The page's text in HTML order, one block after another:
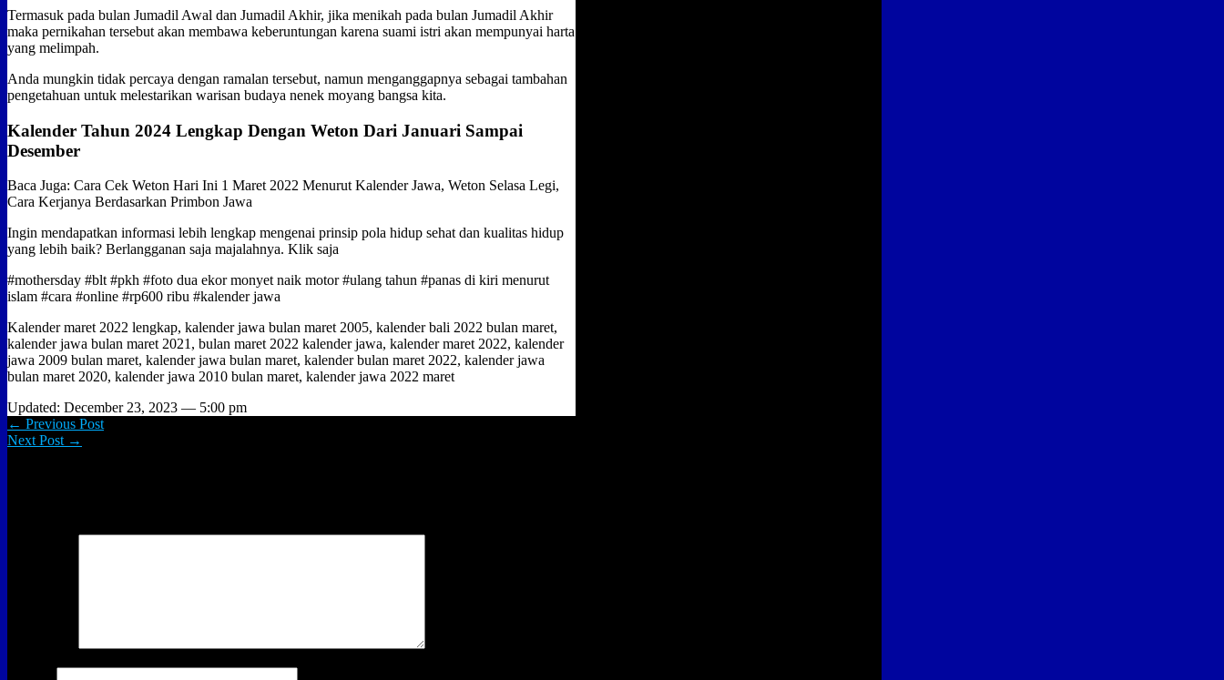
Termasuk pada bulan Jumadil Awal dan Jumadil Akhir, jika menikah pada bulan Jumadil Akhir
maka pernikahan tersebut akan membawa keberuntungan karena suami istri akan mempunyai harta
yang melimpah.
Anda mungkin tidak percaya dengan ramalan tersebut, namun menganggapnya sebagai tambahan
pengetahuan untuk melestarikan warisan budaya nenek moyang bangsa kita.
Kalender Tahun 2024 Lengkap Dengan Weton Dari Januari Sampai
Desember
Baca Juga: Cara Cek Weton Hari Ini 1 Maret 2022 Menurut Kalender Jawa, Weton Selasa Legi,
Cara Kerjanya Berdasarkan Primbon Jawa
Ingin mendapatkan informasi lebih lengkap mengenai prinsip pola hidup sehat dan kualitas hidup
yang lebih baik? Berlangganan saja majalahnya. Klik saja
#mothersday #blt #pkh #foto dua ekor monyet naik motor #ulang tahun #panas di kiri menurut
islam #cara #online #rp600 ribu #kalender jawa
Kalender maret 2022 lengkap, kalender jawa bulan maret 2005, kalender bali 2022 bulan maret,
kalender jawa bulan maret 2021, bulan maret 2022 kalender jawa, kalender maret 2022, kalender
jawa 2009 bulan maret, kalender jawa bulan maret, kalender bulan maret 2022, kalender jawa
bulan maret 2020, kalender jawa 2010 bulan maret, kalender jawa 2022 maret
Updated: December 23, 2023 — 5:00 pm
← Previous Post
Next Post →